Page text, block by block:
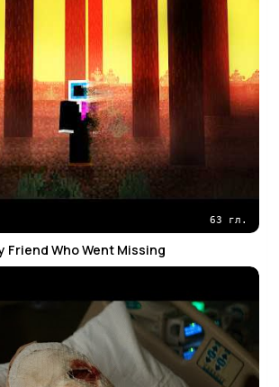
63 гл.
Friend Who Went Missing